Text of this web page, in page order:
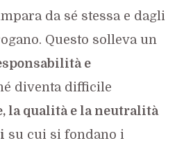
da sé stessa e dagli
Questo solleva un
e
diventa difficile
la qualità e la neutralità
su cui si fondano i